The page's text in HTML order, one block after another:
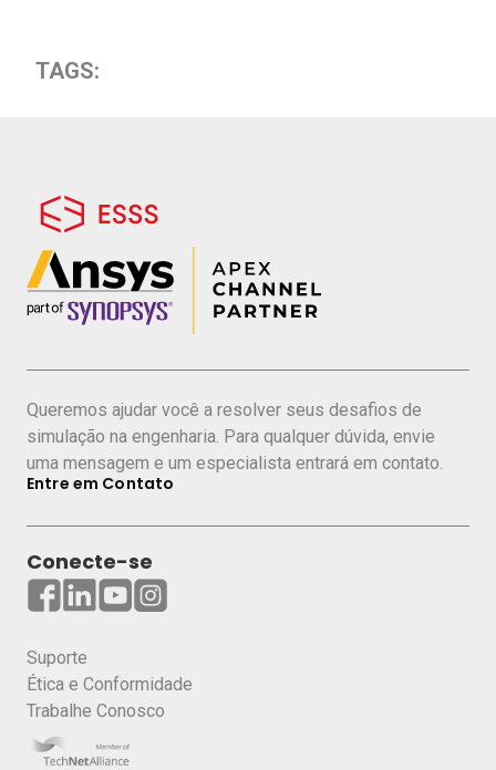
TAGS:
Queremos ajudar você a resolver seus desafios de
simulação na engenharia. Para qualquer dúvida, envie
uma mensagem e um especialista entrará em contato.
Entre em Contato
Conecte-se
Suporte
Ética e Conformidade
Trabalhe Conosco